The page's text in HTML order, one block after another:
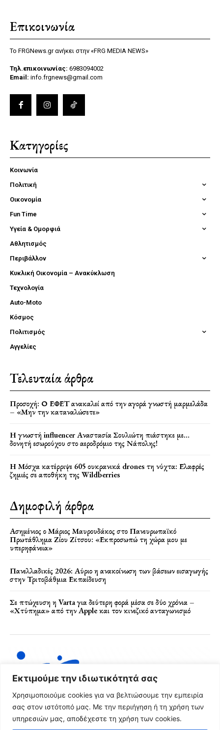
Εκτιμούμε την ιδιωτικότητά σας
Χρησιμοποιούμε cookies για να βελτιώσουμε την εμπειρία
σας στον ιστότοπό μας. Με την περιήγηση ή τη χρήση των
υπηρεσιών μας, αποδέχεστε τη χρήση των cookies.
Επικοινωνία
Το FRGNews.gr ανήκει στην «FRG MEDIA NEWS»
Τηλ.επικοινωνίας: 6983094002
Email: info.frgnews@gmail.com
Κατηγορίες
Κοινωνία
Πολιτική
Οικονομία
Fun Time
Υγεία & Ομορφιά
Αθλητισμός
Περιβάλλον
Κυκλική Οικονομία – Ανακύκλωση
Τεχνολογία
Auto-Moto
Κόσμος
Πολιτισμός
Αγγελίες
Τελευταία άρθρα
Προσοχή: Ο ΕΦΕΤ ανακαλεί από την αγορά γνωστή μαρμελάδα
– «Μην την καταναλώσετε»
Η γνωστή influencer Αναστασία Σουλιώτη πιάστηκε με…
δονητή εσωρούχου στο αεροδρόμιο της Νάπολης!
Η Μόσχα κατέρριψε 605 ουκρανικά drones τη νύχτα: Ελαφρές
ζημιές σε αποθήκη της Wildberries
Δημοφιλή άρθρα
Ασημένιος ο Μάριος Μαυρουδάκος στο Πανευρωπαϊκό
Πρωτάθλημα Ζίου Ζίτσου: «Εκπροσωπώ τη χώρα μου με
υπερηφάνεια»
Πανελλαδικές 2026: Αύριο η ανακοίνωση των βάσεων εισαγωγής
στην Τριτοβάθμια Εκπαίδευση
Σε πτώχευση η Varta για δεύτερη φορά μέσα σε δύο χρόνια –
«Χτύπημα» από την Apple και τον κινεζικό ανταγωνισμό
Όροι Χρήσης & Πολιτική Απορρήτου